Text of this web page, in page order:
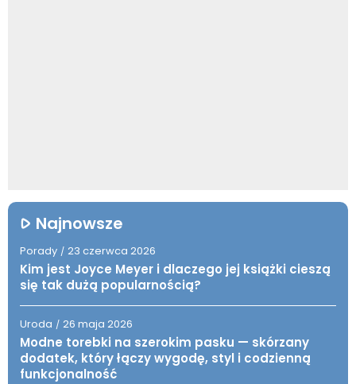
Najnowsze
Porady / 23 czerwca 2026
Kim jest Joyce Meyer i dlaczego jej książki cieszą
się tak dużą popularnością?
Uroda / 26 maja 2026
Modne torebki na szerokim pasku — skórzany
dodatek, który łączy wygodę, styl i codzienną
funkcjonalność